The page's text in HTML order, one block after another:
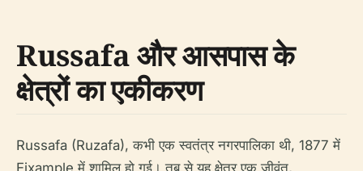
Russafa और आसपास के
क्षेत्रों का एकीकरण
Russafa (Ruzafa), कभी एक स्वतंत्र नगरपालिका थी, 1877 में
Eixample में शामिल हो गई। तब से यह क्षेत्र एक जीवंत,